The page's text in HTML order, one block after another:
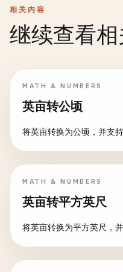
相关内容
继续查看
MATH & NUMBERS
英亩转公顷
将英亩转换为公顷，并支
MATH & NUMBERS
英亩转平方英尺
将英亩转换为平方英尺，